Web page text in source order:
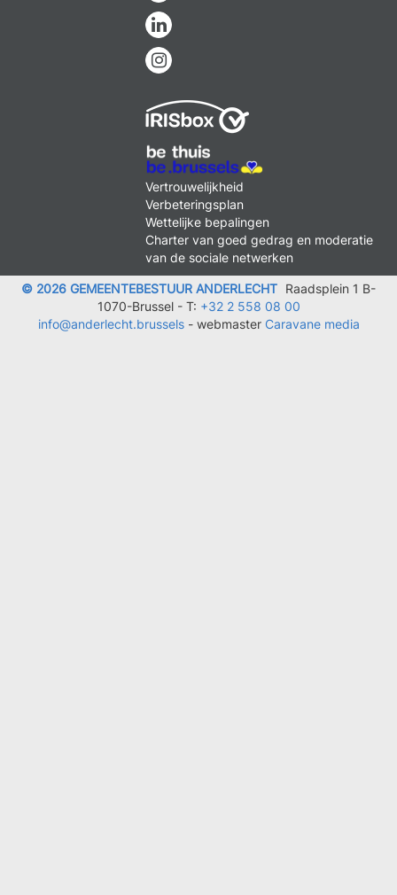
Linkedin
Instagram
MENU
FOOTER
LEGAL
Vertrouwelijkheid
Verbeteringsplan
Wettelijke bepalingen
Charter van goed gedrag en moderatie
van de sociale netwerken
© 2026 GEMEENTEBESTUUR ANDERLECHT Raadsplein 1 B-
1070-Brussel - T: +32 2 558 08 00
info@anderlecht.brussels- webmaster Caravane media